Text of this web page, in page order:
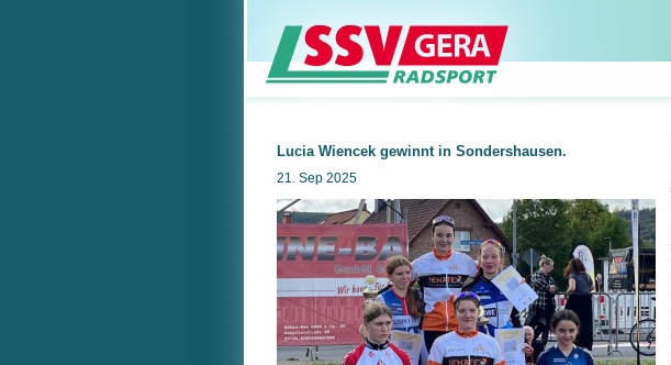
Lucia Wiencek gewinnt in Sondershausen.
21. Sep 2025